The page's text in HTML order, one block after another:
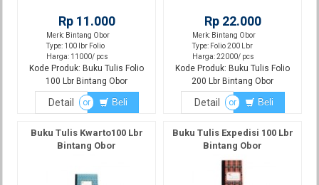
Rp 11.000
Merk: Bintang Obor
Type: 100 lbr Folio
Harga: 11000/ pcs
Kode Produk: Buku Tulis Folio
100 Lbr Bintang Obor
Detail or Beli
Rp 22.000
Merk: Bintang Obor
Type: Folio 200 Lbr
Harga: 22000/ pcs
Kode Produk: Buku Tulis Folio
200 Lbr Bintang Obor
Detail or Beli
Buku Tulis Kwarto100 Lbr
Bintang Obor
Buku Tulis Expedisi 100 Lbr
Bintang Obor